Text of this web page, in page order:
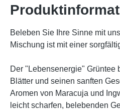
Beleben Sie Ihre Sinne mit
Mischung ist mit einer
Der "Lebensenergie" Grüntee
Blätter und seinen sanften
Aromen von Maracuja und
leicht scharfen, belebenden